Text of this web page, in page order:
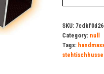
SKU:
Category: null
Tags: